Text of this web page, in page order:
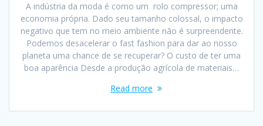
A indústria da moda é como um rolo compressor; uma
economia própria. Dado seu tamanho colossal, o impacto
negativo que tem no meio ambiente não é surpreendente.
Podemos desacelerar o fast fashion para dar ao nosso
planeta uma chance de se recuperar? O custo de ter uma
boa aparência Desde a produção agrícola de materiais…
Read more